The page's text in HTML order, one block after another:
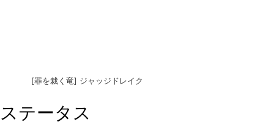
[罪を裁く竜] ジャッジドレイク
ステータス